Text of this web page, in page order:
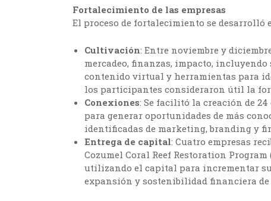
Fortalecimiento de las empresas
El proceso de fortalecimiento se desarrolló
Cultivación: Entre noviembre y
mercadeo, finanzas, impacto,
contenido virtual y herramientas para
los participantes consideraron útil la
Conexiones: Se facilitó la creación de
para generar oportunidades de más
identificadas de marketing, branding y
Entrega de capital: Cuatro empresas
Cozumel Coral Reef Restoration Program
utilizando el capital para incrementar
expansión y sostenibilidad financiera de